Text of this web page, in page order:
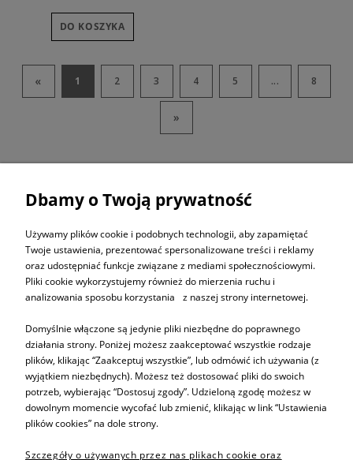
DO KOSZYKA
« 1 2 3 4 5 ... 8
»
ZAPISZ SIĘ DO
NEWSLETTERA
Informacje
Dbamy o Twoją prywatność
Używamy plików cookie i podobnych technologii, aby zapamiętać
Twoje ustawienia, prezentować spersonalizowane treści i reklamy
oraz udostępniać funkcje związane z mediami społecznościowymi.
Pliki cookie wykorzystujemy również do mierzenia ruchu i
analizowania sposobu korzystania z naszej strony internetowej.
Domyślnie włączone są jedynie pliki niezbędne do poprawnego
działania strony. Poniżej możesz zaakceptować wszystkie rodzaje
plików, klikając “Zaakceptuj wszystkie”, lub odmówić ich używania (z
wyjątkiem niezbędnych). Możesz też dostosować pliki do swoich
potrzeb, wybierając “Dostosuj zgody”. Udzieloną zgodę możesz w
dowolnym momencie wycofać lub zmienić, klikając w link “Ustawienia
plików cookies” na dole strony.
Szczegóły o używanych przez nas plikach cookie oraz